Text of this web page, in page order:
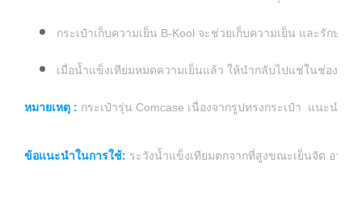
กระเป๋าเก็บความเย็น B-Kool จะช่วยเก็บความเย็น และรักษ
เมื่อน้ำแข็งเทียมหมดความเย็นแล้ว ให้นำกลับไปแช่ในช่องแข็
หมายเหตุ : กระเป๋ารุ่น Comcase เนื่องจากรูปทรงกระเป๋า แนะนำ
ข้อแนะนำในการใช้: ระวังน้ำแข็งเทียมตกจากที่สูงขณะเย็นจัด อาจท